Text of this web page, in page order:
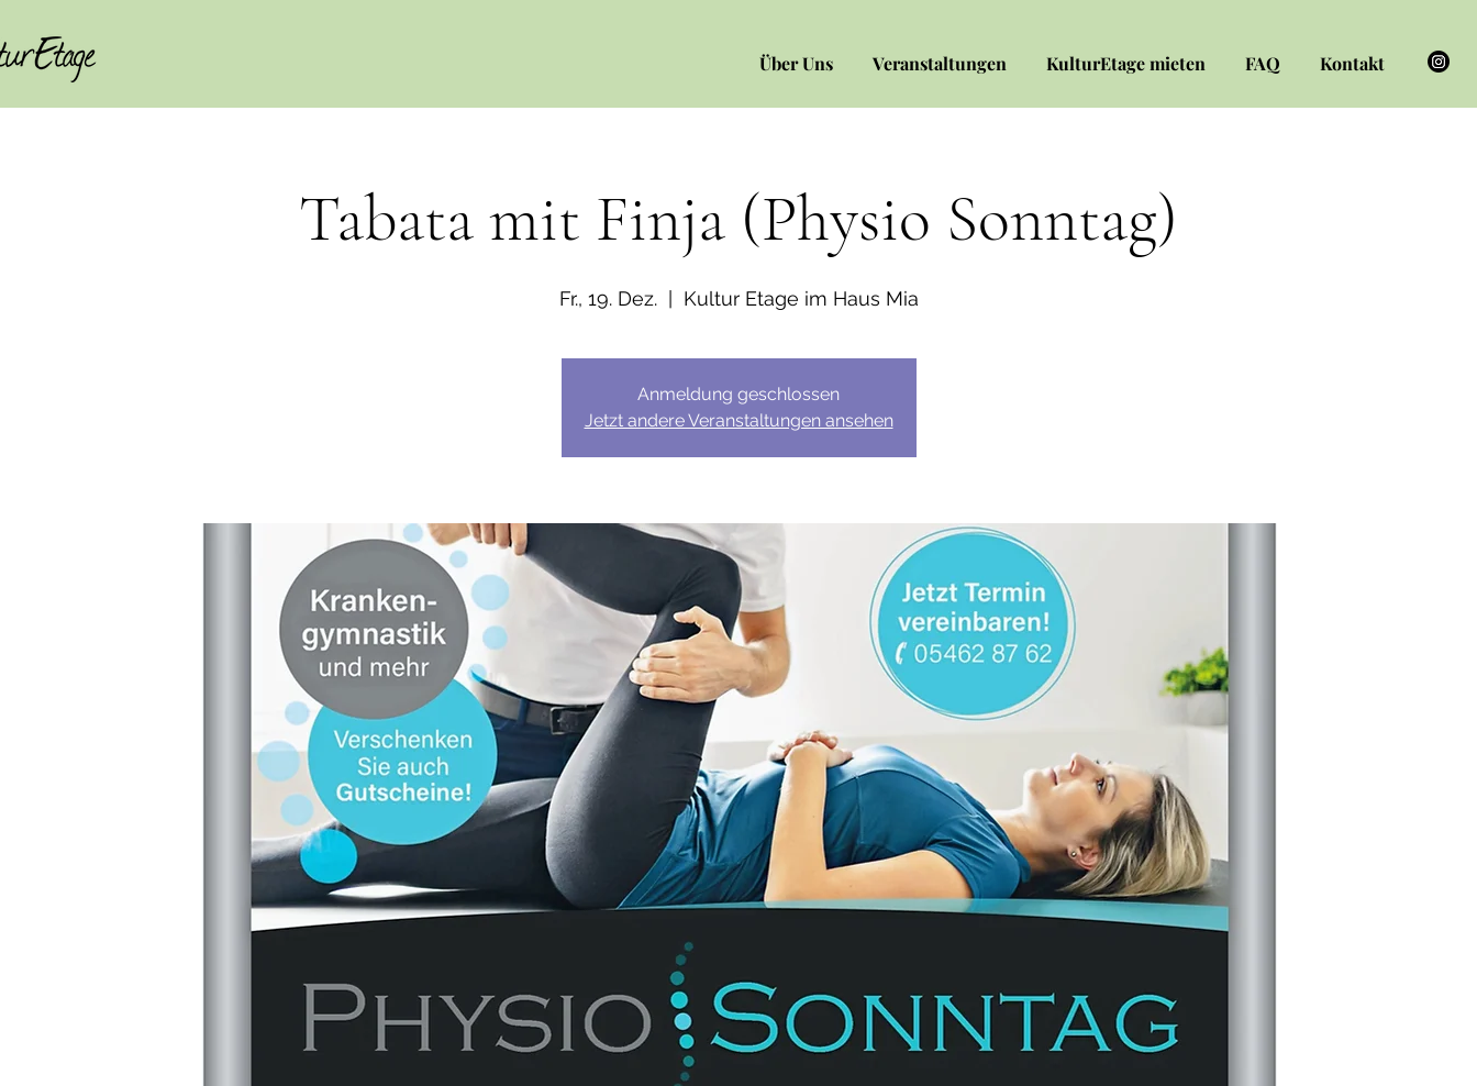
Über Uns Veranstaltungen KulturEtage mieten FAQ Kontakt
Tabata mit Finja (Physio Sonntag)
Fr., 19. Dez.
  |
Kultur Etage im Haus Mia
Anmeldung geschlossen
Jetzt andere Veranstaltungen ansehen